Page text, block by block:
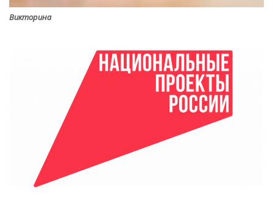
Викторина